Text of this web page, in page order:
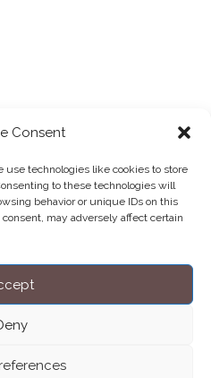
Consent
use technologies like cookies to store
to these technologies will
behavior or unique IDs on this
may adversely affect certain
Cookie Policy (EU)